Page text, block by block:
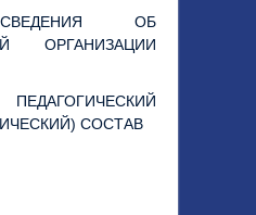
ОБ
ОРГАНИЗАЦИИ
СОСТАВ